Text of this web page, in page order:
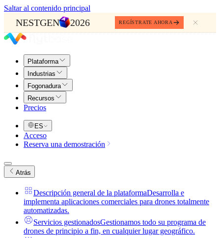
Saltar al contenido principal
NESTGEN 2026 REGÍSTRATE AHORA
Plataforma
Industrias
Fogonadura
Recursos
Precios
ES
Acceso
Reserva una demostración
Atrás
Descripción general de la plataformaDesarrolla e
implementa aplicaciones comerciales para drones totalmente
automatizadas.
Servicios gestionadosGestionamos todo su programa de
drones de principio a fin, en cualquier lugar geográfico.